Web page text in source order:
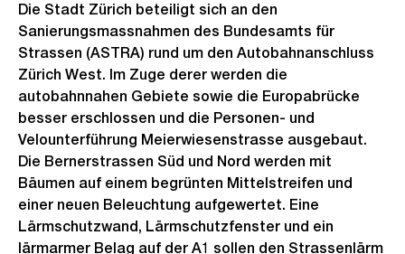
Die Stadt Zürich beteiligt sich an den
Sanierungsmassnahmen des Bundesamts für
Strassen (ASTRA) rund um den Autobahnanschluss
Zürich West. Im Zuge derer werden die
autobahnnahen Gebiete sowie die Europabrücke
besser erschlossen und die Personen- und
Velounterführung Meierwiesenstrasse ausgebaut.
Die Bernerstrassen Süd und Nord werden mit
Bäumen auf einem begrünten Mittelstreifen und
einer neuen Beleuchtung aufgewertet. Eine
Lärmschutzwand, Lärmschutzfenster und ein
lärmarmer Belag auf der A1 sollen den Strassenlärm